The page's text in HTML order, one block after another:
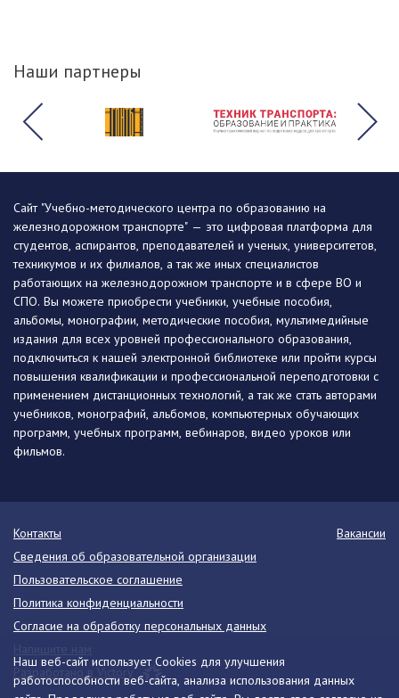
Наши партнеры
Наш веб-сайт использует Cookies для улучшения
работоспособности веб-сайта, анализа использования данных
Сайт "Учебно-методического центра по образованию на
железнодорожном транспорте" — это цифровая платформа для
студентов, аспирантов, преподавателей и ученых, университетов,
техникумов и их филиалов, а так же иных специалистов
работающих на железнодорожном транспорте и в сфере ВО и
СПО. Вы можете приобрести учебники, учебные пособия,
альбомы, монографии, методические пособия, мультимедийные
издания для всех уровней профессионального образования,
подключиться к нашей электронной библиотеке или пройти курсы
повышения квалификации и профессиональной переподготовки с
применением дистанционных технологий, а так же стать авторами
учебников, монографий, альбомов, компьютерных обучающих
программ, учебных программ, вебинаров, видео уроков или
фильмов.
Контакты
Вакансии
Сведения об образовательной организации
Пользовательское соглашение
Политика конфиденциальности
Согласие на обработку персональных данных
Разработано в Victory